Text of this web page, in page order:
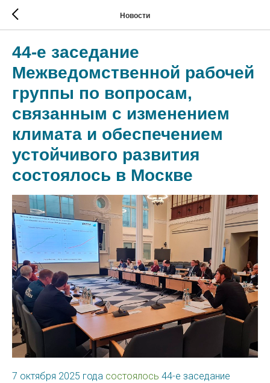
Новости
44-е заседание
Межведомственной рабочей
группы по вопросам,
связанным с изменением
климата и обеспечением
устойчивого развития
состоялось в Москве
7 октября 2025 года состоялось 44-е заседание